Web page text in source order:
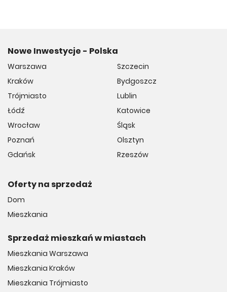
Nowe Inwestycje - Polska
Warszawa
Kraków
Trójmiasto
Łódź
Wrocław
Poznań
Gdańsk
Szczecin
Bydgoszcz
Lublin
Katowice
Śląsk
Olsztyn
Rzeszów
Oferty na sprzedaż
Dom
Mieszkania
Sprzedaż mieszkań w miastach
Mieszkania Warszawa
Mieszkania Kraków
Mieszkania Trójmiasto